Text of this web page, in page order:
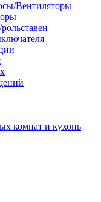
Вентиляторы
комнат и кухонь